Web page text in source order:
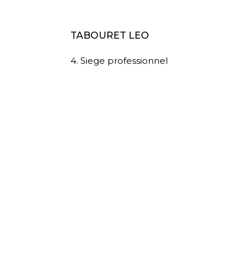
LIRE LA SUITE
TABOURET LEO
4. Siege professionnel